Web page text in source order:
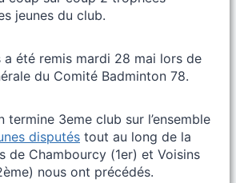
jeunes du club.
a été remis mardi 28 mai lors de
du Comité Badminton 78.
termine 3eme club sur l’ensemble
disputés tout au long de la
de Chambourcy (1er) et Voisins
nous ont précédés.